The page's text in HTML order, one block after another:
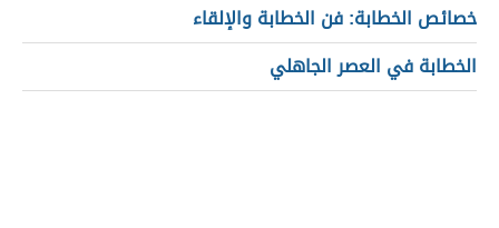
خصائص الخطابة: فن الخطابة والإلقاء
الخطابة في العصر الجاهلي